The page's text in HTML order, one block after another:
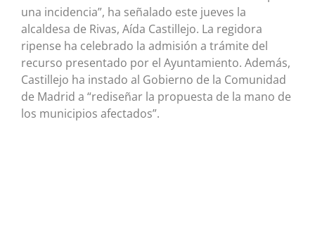
una incidencia”, ha señalado este jueves la
alcaldesa de Rivas, Aída Castillejo. La regidora
ripense ha celebrado la admisión a trámite del
recurso presentado por el Ayuntamiento. Además,
Castillejo ha instado al Gobierno de la Comunidad
de Madrid a “rediseñar la propuesta de la mano de
los municipios afectados”.